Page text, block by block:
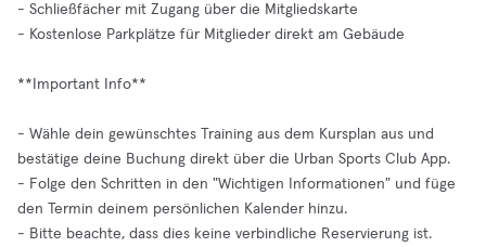
- Schließfächer mit Zugang über die Mitgliedskarte
- Kostenlose Parkplätze für Mitglieder direkt am Gebäude
**Important Info**
- Wähle dein gewünschtes Training aus dem Kursplan aus und
bestätige deine Buchung direkt über die Urban Sports Club App.
- Folge den Schritten in den "Wichtigen Informationen" und füge
den Termin deinem persönlichen Kalender hinzu.
- Bitte beachte, dass dies keine verbindliche Reservierung ist.